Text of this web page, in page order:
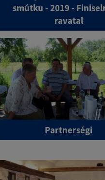
smútku - 2019 -
ravatal
Partnerségi